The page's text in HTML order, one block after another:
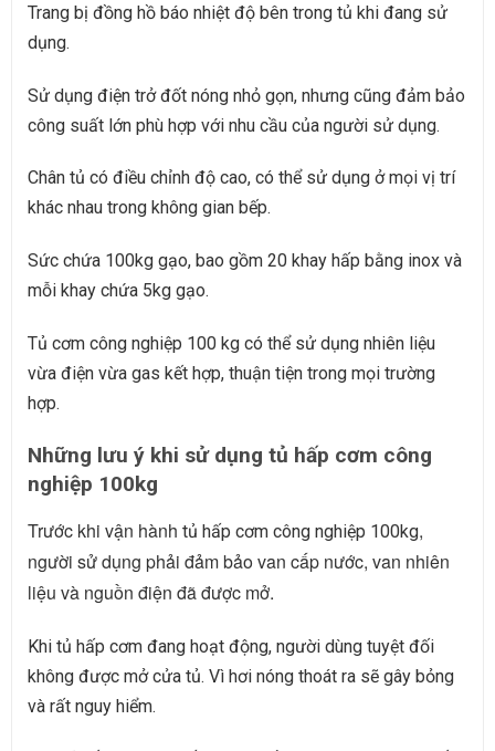
Trang bị đồng hồ báo nhiệt độ bên trong tủ khi đang sử
dụng.
Sử dụng điện trở đốt nóng nhỏ gọn, nhưng cũng đảm bảo
công suất lớn phù hợp với nhu cầu của người sử dụng.
Chân tủ có điều chỉnh độ cao, có thể sử dụng ở mọi vị trí
khác nhau trong không gian bếp.
Sức chứa 100kg gạo, bao gồm 20 khay hấp bằng inox và
mỗi khay chứa 5kg gạo.
Tủ cơm công nghiệp 100 kg có thể sử dụng nhiên liệu
vừa điện vừa gas kết hợp, thuận tiện trong mọi trường
hợp.
Những lưu ý khi sử dụng tủ hấp cơm công
nghiệp 100kg
Trước khi vận hành tủ hấp cơm công nghiệp 100kg,
người sử dụng phải đảm bảo van cấp nước, van nhiên
liệu và nguồn điện đã được mở.
Khi tủ hấp cơm đang hoạt động, người dùng tuyệt đối
không được mở cửa tủ. Vì hơi nóng thoát ra sẽ gây bỏng
và rất nguy hiểm.